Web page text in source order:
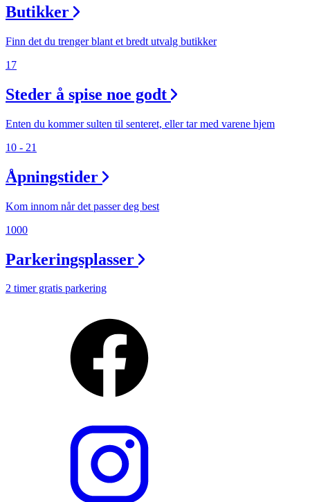
Butikker
Finn det du trenger blant et bredt utvalg butikker
17
Steder å spise noe godt
Enten du kommer sulten til senteret, eller tar med varene hjem
10 - 21
Åpningstider
Kom innom når det passer deg best
1000
Parkeringsplasser
2 timer gratis parkering